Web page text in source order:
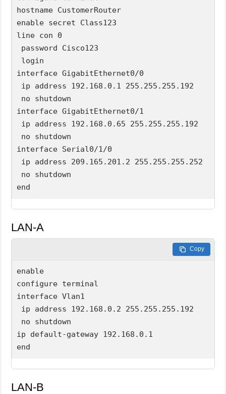
hostname CustomerRouter
enable secret Class123
line con 0
password Cisco123
login
interface GigabitEthernet0/0
ip address 192.168.0.1 255.255.255.192
no shutdown
interface GigabitEthernet0/1
ip address 192.168.0.65 255.255.255.192
no shutdown
interface Serial0/1/0
ip address 209.165.201.2 255.255.255.252
no shutdown
LAN-A
Copy
enable
configure terminal
interface Vlan1
ip address 192.168.0.2 255.255.255.192
no shutdown
ip default-gateway 192.168.0.1
LAN-B